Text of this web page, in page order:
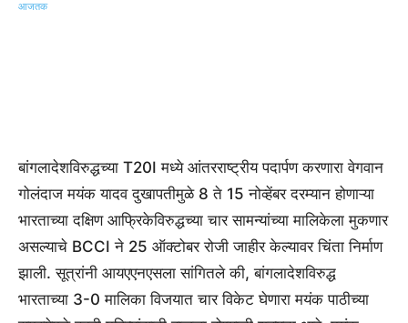
बांगलादेशविरुद्धच्या T20I मध्ये आंतरराष्ट्रीय पदार्पण करणारा वेगवान
गोलंदाज मयंक यादव दुखापतीमुळे 8 ते 15 नोव्हेंबर दरम्यान होणाऱ्या
भारताच्या दक्षिण आफ्रिकेविरुद्धच्या चार सामन्यांच्या मालिकेला मुकणार
असल्याचे BCCI ने 25 ऑक्टोबर रोजी जाहीर केल्यावर चिंता निर्माण
झाली. सूत्रांनी आयएएनएसला सांगितले की, बांगलादेशविरुद्ध
भारताच्या 3-0 मालिका विजयात चार विकेट घेणारा मयंक पाठीच्या